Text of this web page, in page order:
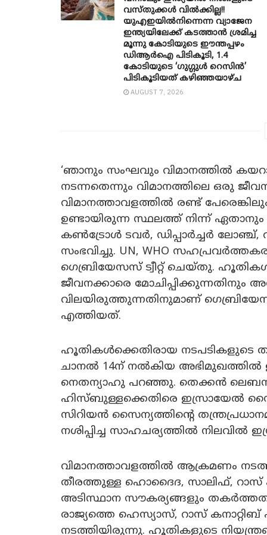
വസ്തുക്കൾ വിൽക്കില്ല!!
യുഎഇയിൽനിന്നെന്ന വ്യാജേന
ഇന്ത്യയിലേക്ക് കടത്താൻ ശ്രമിച്ച
മൂന്നു കോടിയുടെ ഈന്തപ്പഴം
ഡിആർഐ പിടികൂടി, 1.4
കോടിയുടെ ‘ഗുഗ്ഗുൾ റെസിൻ’
പിടികൂടിയത് കഴിഞ്ഞയാഴ്ച
AUGUST 7, 2026
‘ഞാനും സംഘവും വിമാനത്തില്‍
നടന്നതെന്നും വിമാനത്തിലെ ഒരു
വിമാനത്താവളത്തില്‍ രണ്ട്
ഉണ്ടായിരുന്ന സ്ഥലത്ത് നിന്ന് ഏതാനും
കണ്‍ട്രോള്‍ ടവര്‍, ഡിപ്പാര്‍ച്ചര്‍
സംഭവിച്ചു. UN, WHO
ഗെബ്രിയേസസ് ട്വീറ്റ് ചെയ്തു.
ജീവനക്കാരെ
വിലയിരുത്തുന്നതിനുമാണ്
എത്തിയത്.
ഹൂതികള്‍ക്കെതിരായ നടപടികളുടെ
ചാനല്‍ 14ന് നല്‍കിയ അഭിമുഖത്തില്‍
നെതന്യാഹു പറഞ്ഞു. തെക്കന്‍
ഹിസ്ബുള്ളക്കെതിരെ ഇസ്രായേല്‍
സിറിയന്‍ സൈന്യത്തിന്റെ
നശിപ്പിച്ച സാഹചര്യത്തില്‍
വിമാനത്താവളത്തില്‍ ആക്രമണം
തീരത്തുള്ള ഹൊദൈദ, സാലിഫ്, റാസ്
അടിസ്ഥാന സൗകര്യങ്ങളും
രാജ്യത്തെ ഹെസ്യാസ്, റാസ്
നടത്തിയിരുന്നു. ഹൂതികളുടെ